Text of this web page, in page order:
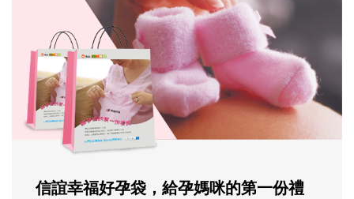
信誼幸福好孕袋，給孕媽咪的第一份禮